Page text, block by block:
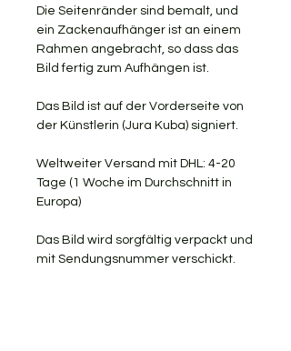
Die Seitenränder sind bemalt, und
ein Zackenaufhänger ist an einem
Rahmen angebracht, so dass das
Bild fertig zum Aufhängen ist.
Das Bild ist auf der Vorderseite von
der Künstlerin (Jura Kuba) signiert.
Weltweiter Versand mit DHL: 4-20
Tage (1 Woche im Durchschnitt in
Europa)
Das Bild wird sorgfältig verpackt und
mit Sendungsnummer verschickt.